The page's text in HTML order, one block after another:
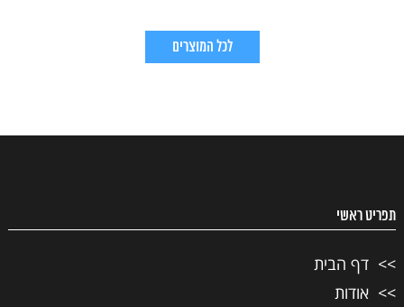
לכל המוצרים
תפריט ראשי
דף הבית
אודות